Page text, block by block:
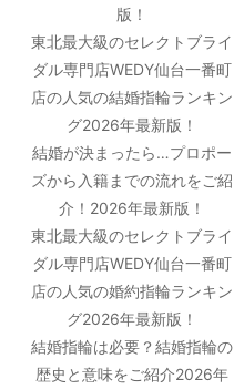
版！
東北最大級のセレクトブライ
ダル専門店WEDY仙台一番町
店の人気の結婚指輪ランキン
グ2026年最新版！
結婚が決まったら…プロポー
ズから入籍までの流れをご紹
介！2026年最新版！
東北最大級のセレクトブライ
ダル専門店WEDY仙台一番町
店の人気の婚約指輪ランキン
グ2026年最新版！
結婚指輪は必要？結婚指輪の
歴史と意味をご紹介2026年